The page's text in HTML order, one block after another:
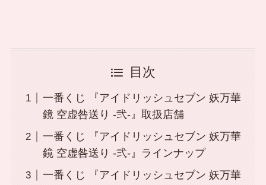
目次
一番くじ 『アイドリッシュセブン 妖万華
鏡 空虚咎送り -弐-』取扱店舗
一番くじ 『アイドリッシュセブン 妖万華
鏡 空虚咎送り -弐-』ラインナップ
一番くじ 『アイドリッシュセブン 妖万華